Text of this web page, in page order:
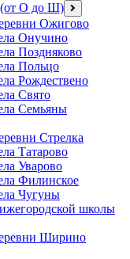
(от О до Ш) открыть
меню
Ожигово
Онучино
Поздняково
Польцо
Рождествено
Свято
Семьяны
Стрелка
Татарово
Уварово
Филинское
Чугуны
школы
Ширино